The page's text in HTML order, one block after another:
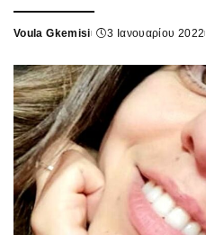
Posted
Voula Gkemisi 3 Ιανουαρίου 2022